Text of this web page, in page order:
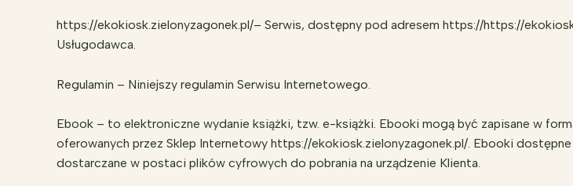
https://ekokiosk.zielonyzagonek.pl/– Serwis, dostępny pod adresem https://https://
Usługodawca.
Regulamin – Niniejszy regulamin Serwisu Internetowego.
Ebook – to elektroniczne wydanie książki, tzw. e-książki. Ebooki mogą być zapisane w
oferowanych przez Sklep Internetowy https://ekokiosk.zielonyzagonek.pl/. Ebooki
dostarczane w postaci plików cyfrowych do pobrania na urządzenie Klienta.